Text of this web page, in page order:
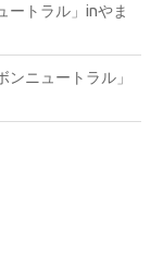
ートラル」inやま
ニュートラル」